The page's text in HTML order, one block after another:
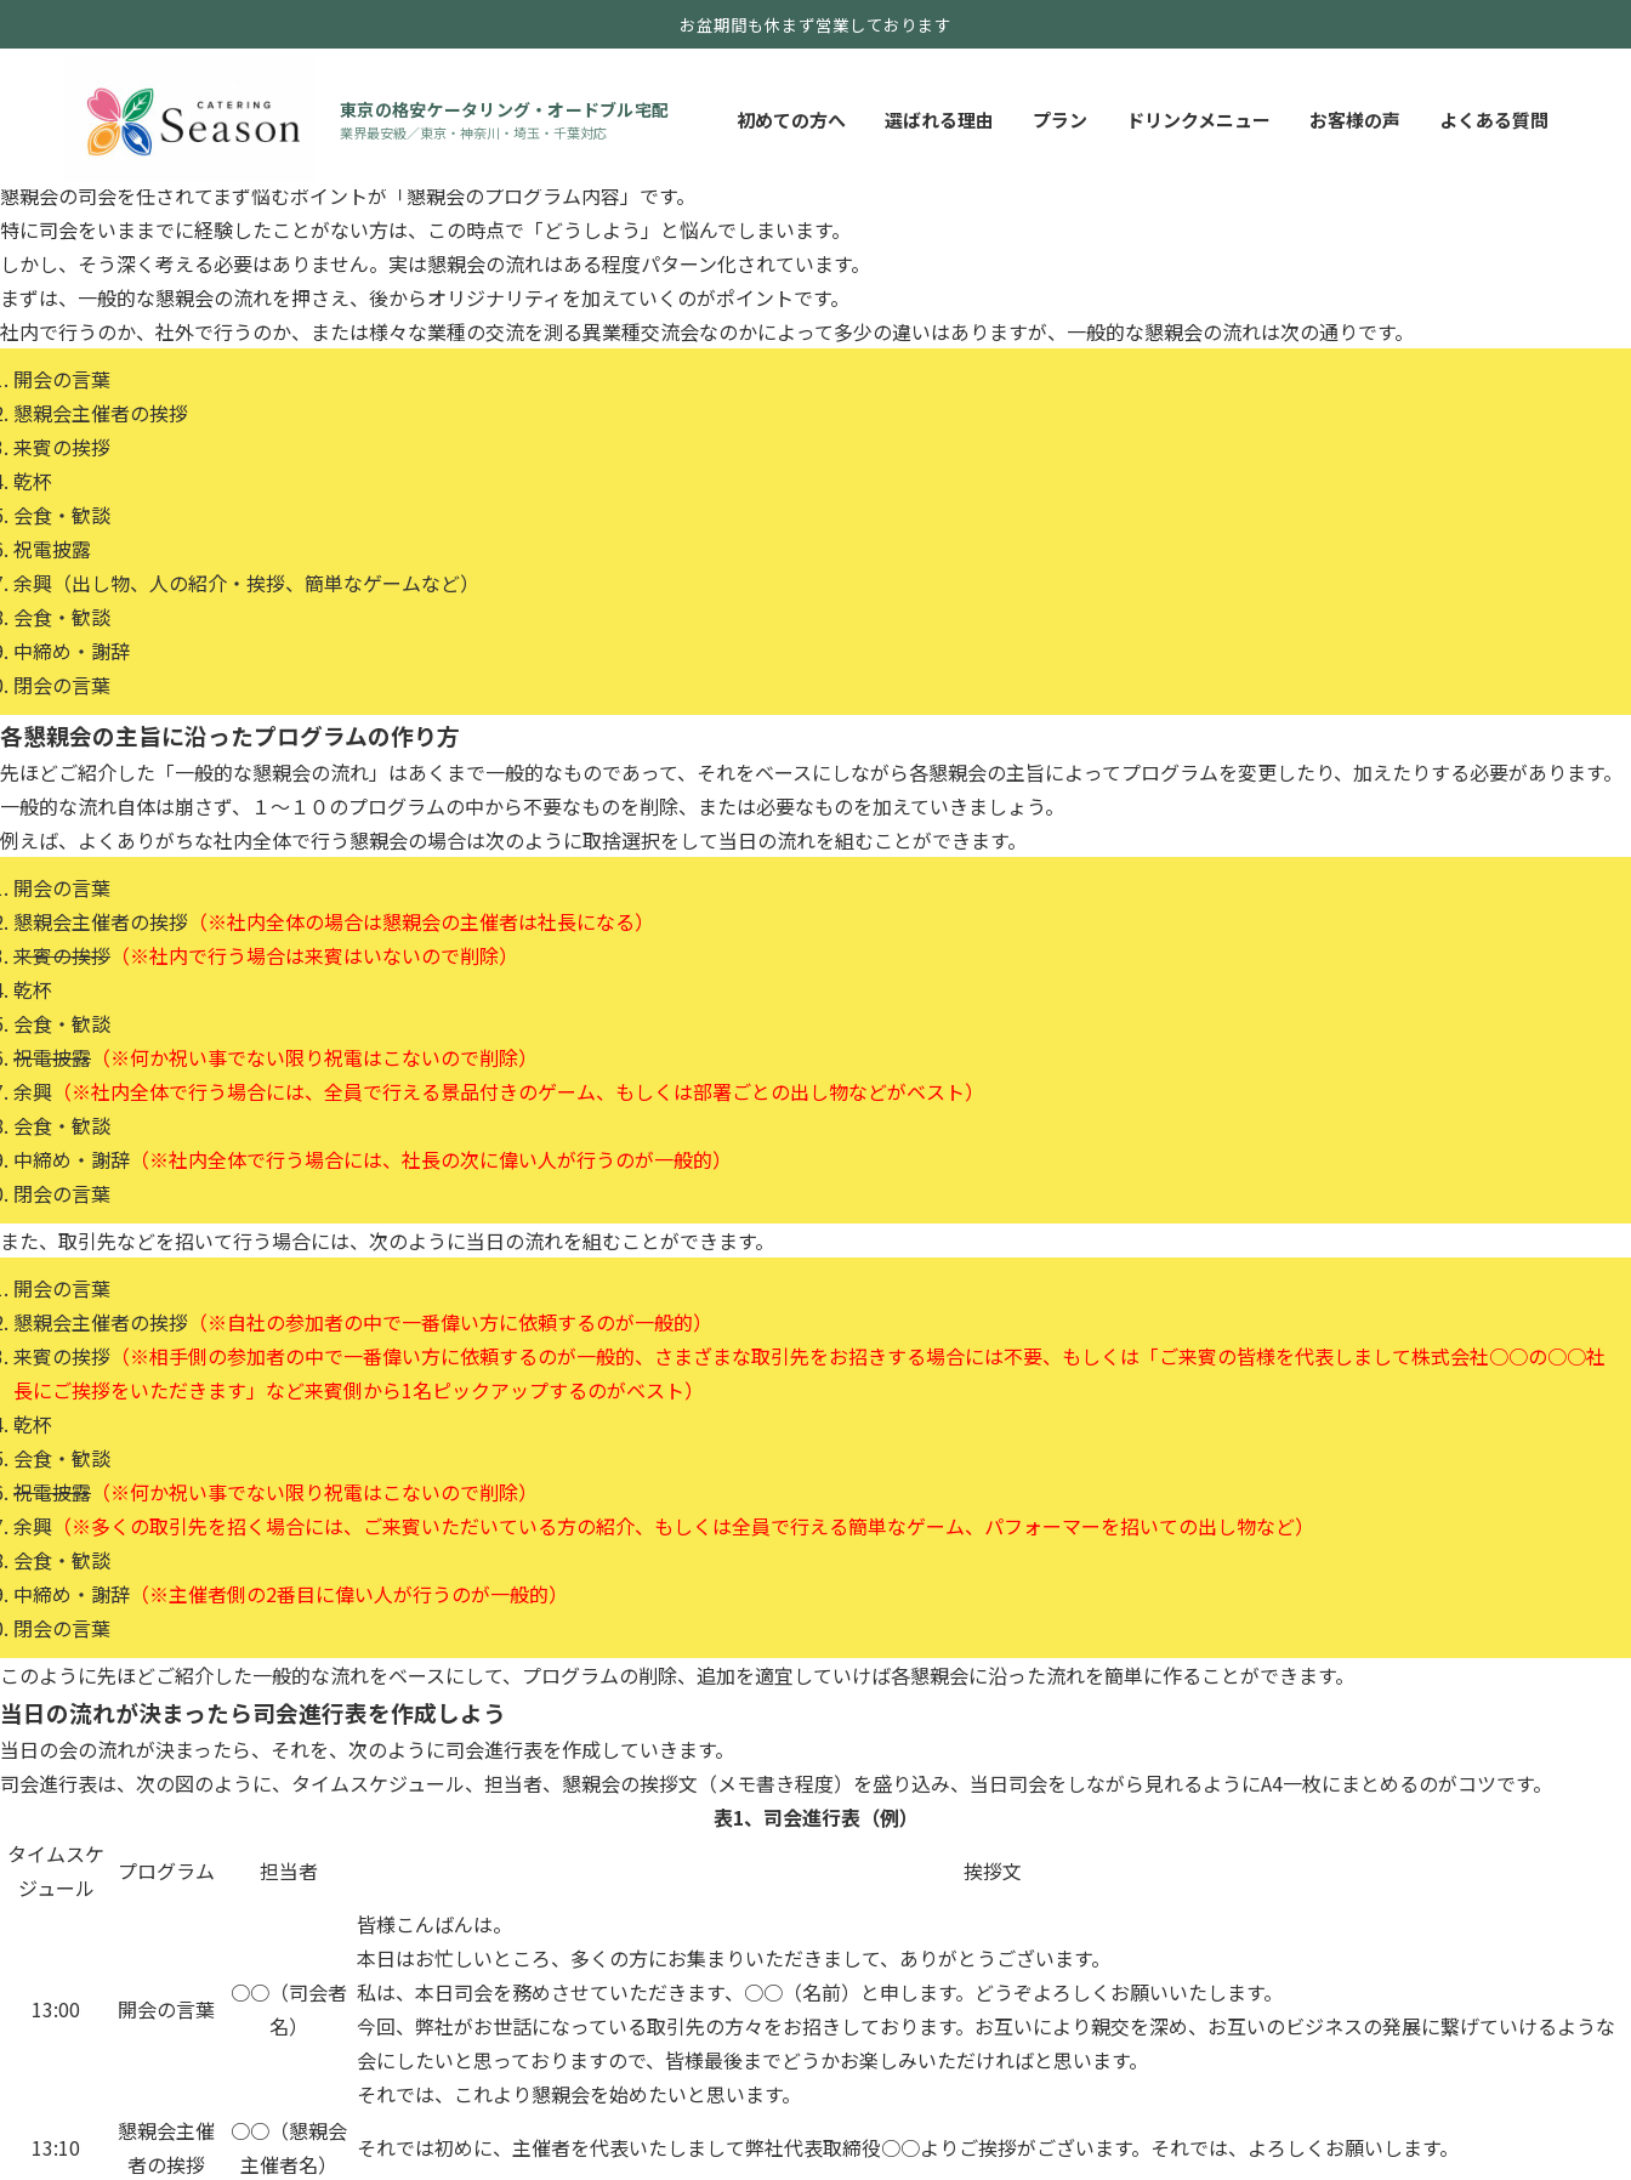
お盆期間も休まず営業しております
東京の格安ケータリング・オードブル宅配
業界最安級／東京・神奈川・埼玉・千葉対応 初めての方へ 選ばれる理由 プラン ドリンクメニュー お客様の声 よくある質問
社内や社外のさまざまなシーンで催される懇親会。その目的は参加者同士を深め、情報交換を行い、お互いの仕事をより円滑にすることにあります。
会進行の仕方と、挨拶のコツを台本や例文を用いてご紹介いたします。
一般的な懇親会の司会進行の流れ
懇親会の司会を任されてまず悩むポイントが「懇親会のプログラム内容」です。
特に司会をいままでに経験したことがない方は、この時点で「どうしよう」と悩んでしまいます。
しかし、そう深く考える必要はありません。実は懇親会の流れはある程度パターン化されています。
まずは、一般的な懇親会の流れを押さえ、後からオリジナリティを加えていくのがポイントです。
社内で行うのか、社外で行うのか、または様々な業種の交流を測る異業種交流会なのかによって多少の違いはありますが、一般的な懇親会の流れは次の通りです。
開会の言葉
懇親会主催者の挨拶
来賓の挨拶
乾杯
会食・歓談
祝電披露
余興（出し物、人の紹介・挨拶、簡単なゲームなど）
会食・歓談
中締め・謝辞
閉会の言葉
各懇親会の主旨に沿ったプログラムの作り方
先ほどご紹介した「一般的な懇親会の流れ」はあくまで一般的なものであって、それをベースにしながら各懇親会の主旨によってプログラムを変更したり、加えたりする必要があります。
一般的な流れ自体は崩さず、１〜１０のプログラムの中から不要なものを削除、または必要なものを加えていきましょう。
例えば、よくありがちな社内全体で行う懇親会の場合は次のように取捨選択をして当日の流れを組むことができます。
開会の言葉
懇親会主催者の挨拶 （※社内全体の場合は懇親会の主催者は社長になる）
来賓の挨拶 （※社内で行う場合は来賓はいないので削除）
乾杯
会食・歓談
祝電披露 （※何か祝い事でない限り祝電はこないので削除）
余興 （※社内全体で行う場合には、全員で行える景品付きのゲーム、もしくは部署ごとの出し物などがベスト）
会食・歓談
中締め・謝辞 （※社内全体で行う場合には、社長の次に偉い人が行うのが一般的）
閉会の言葉
また、取引先などを招いて行う場合には、次のように当日の流れを組むことができます。
開会の言葉
懇親会主催者の挨拶 （※自社の参加者の中で一番偉い方に依頼するのが一般的）
来賓の挨拶 （※相手側の参加者の中で一番偉い方に依頼するのが一般的、さまざまな取引先をお招きする場合には不要、もしくは「ご来賓の皆様を代表しまして株式会社○○の○○社
長にご挨拶をいただきます」など来賓側から1名ピックアップするのがベスト）
乾杯
会食・歓談
祝電披露 （※何か祝い事でない限り祝電はこないので削除）
余興 （※多くの取引先を招く場合には、ご来賓いただいている方の紹介、もしくは全員で行える簡単なゲーム、パフォーマーを招いての出し物など）
会食・歓談
中締め・謝辞 （※主催者側の2番目に偉い人が行うのが一般的）
閉会の言葉
このように先ほどご紹介した一般的な流れをベースにして、プログラムの削除、追加を適宜していけば各懇親会に沿った流れを簡単に作ることができます。
当日の流れが決まったら司会進行表を作成しよう
当日の会の流れが決まったら、それを、次のように司会進行表を作成していきます。
司会進行表は、次の図のように、タイムスケジュール、担当者、懇親会の挨拶文（メモ書き程度）を盛り込み、当日司会をしながら見れるようにA4一枚にまとめるのがコツです。
表1、司会進行表（例）
タイムスケ
ジュール
プログラム 担当者 挨拶文
13:00 開会の言葉
○○（司会者
名）
皆様こんばんは。
本日はお忙しいところ、多くの方にお集まりいただきまして、ありがとうございます。
私は、本日司会を務めさせていただきます、○○（名前）と申します。どうぞよろしくお願いいたします。
今回、弊社がお世話になっている取引先の方々をお招きしております。お互いにより親交を深め、お互いのビジネスの発展に繋げていけるような
会にしたいと思っておりますので、皆様最後までどうかお楽しみいただければと思います。
それでは、これより懇親会を始めたいと思います。
13:10
懇親会主催
者の挨拶
○○（懇親会
主催者名）
それでは初めに、主催者を代表いたしまして弊社代表取締役○○よりご挨拶がございます。それでは、よろしくお願いします。